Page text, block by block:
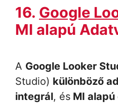
16. Google
MI alapú
A Google Looker
Studio) különböző
integrál, és MI